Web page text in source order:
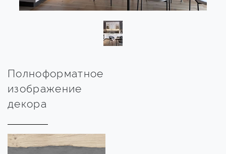
Полноформатное
изображение
декора